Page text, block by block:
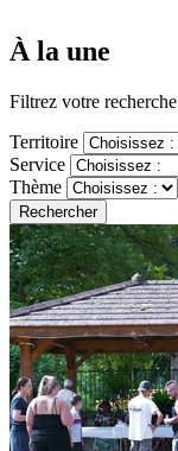
À la une
Filtrez votre recherche
Territoire
Service
Thème
Rechercher